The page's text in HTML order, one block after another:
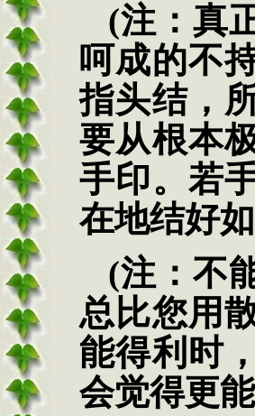
(注：真
呵成的不
指头结，
要从根本
手印。若
在地结好
(注：不
总比您用
能得利时
会觉得更